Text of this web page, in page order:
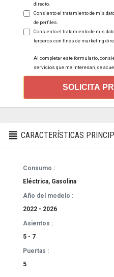
directo.
Consiento el tratamiento de mis
de perfiles.
Consiento el tratamiento de mis
terceros con fines de marketing
Al completar este formulario,
servicios que me interesan, de
SOLICITA
CARACTERÍSTICAS
Consumo :
Eléctrica, Gasolina
Año del modelo :
2022 - 2026
Asientos :
5 - 7
Puertas :
5